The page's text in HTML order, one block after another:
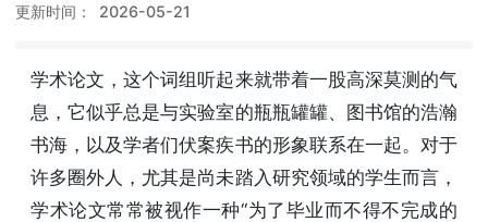
更新时间： 2026-05-21
学术论文，这个词组听起来就带着一股高深莫测的气
息，它似乎总是与实验室的瓶瓶罐罐、图书馆的浩瀚
书海，以及学者们伏案疾书的形象联系在一起。对于
许多圈外人，尤其是尚未踏入研究领域的学生而言，
学术论文常常被视作一种“为了毕业而不得不完成的